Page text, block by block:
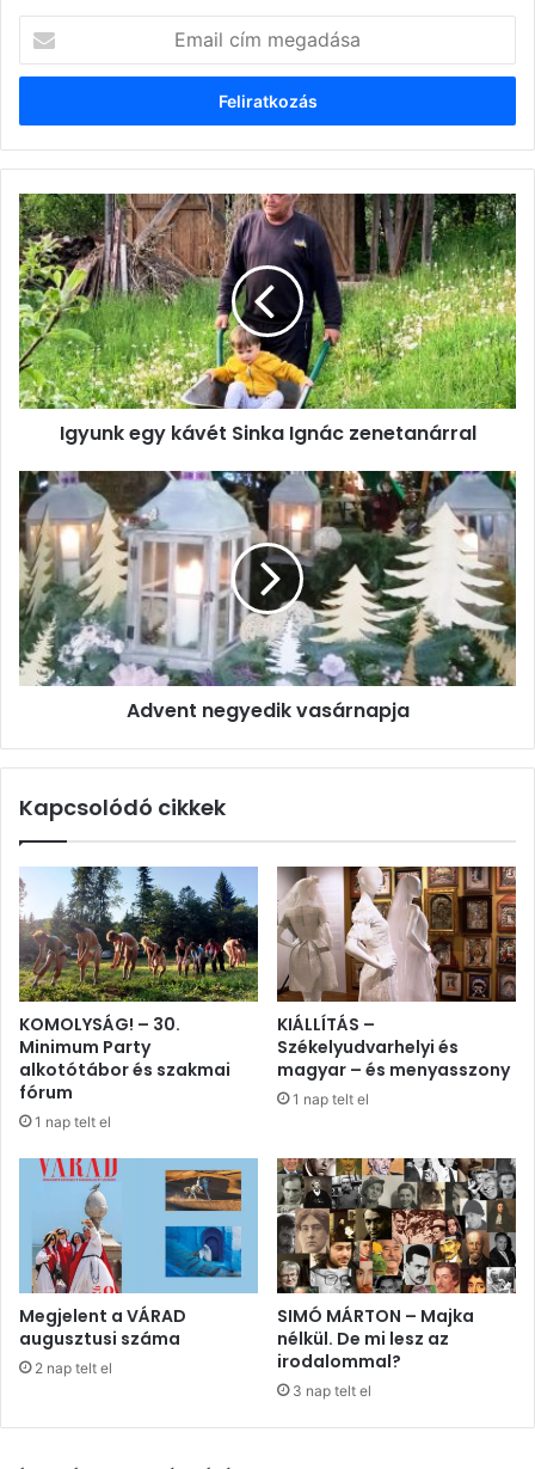
cím
megadása
Igyunk
egy
kávét
Sinka
Ignác
zenetanárral
Igyunk egy kávét Sinka Ignác zenetanárral
Advent
negyedik
vasárnapja
Advent negyedik vasárnapja
Kapcsolódó cikkek
KOMOLYSÁG! – 30.
Minimum Party
alkotótábor és szakmai
fórum
1 nap telt el
KIÁLLÍTÁS –
Székelyudvarhelyi és
magyar – és menyasszony
1 nap telt el
Megjelent a VÁRAD
augusztusi száma
2 nap telt el
SIMÓ MÁRTON – Majka
nélkül. De mi lesz az
irodalommal?
3 nap telt el